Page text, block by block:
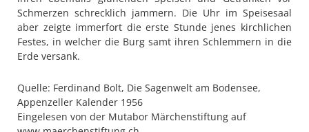
Schmerzen schrecklich jammern. Die Uhr im Speisesaal
aber zeigte immerfort die erste Stunde jenes kirchlichen
Festes, in welcher die Burg samt ihren Schlemmern in die
Erde versank.
Quelle: Ferdinand Bolt, Die Sagenwelt am Bodensee,
Appenzeller Kalender 1956
Eingelesen von der Mutabor Märchenstiftung auf